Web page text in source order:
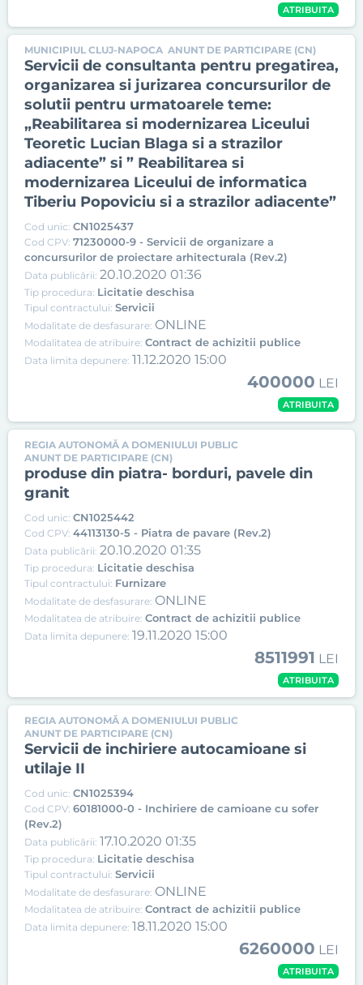
ATRIBUITA
MUNICIPIUL CLUJ-NAPOCA ANUNT DE PARTICIPARE (CN)
Servicii de consultanta pentru pregatirea,
organizarea si jurizarea concursurilor de
solutii pentru urmatoarele teme:
„Reabilitarea si modernizarea Liceului
Teoretic Lucian Blaga si a strazilor
adiacente” si ” Reabilitarea si
modernizarea Liceului de informatica
Tiberiu Popoviciu si a strazilor adiacente”
Cod unic: CN1025437
Cod CPV: 71230000-9 - Servicii de organizare a
concursurilor de proiectare arhitecturala (Rev.2)
Data publicării: 20.10.2020 01:36
Tip procedura: Licitatie deschisa
Tipul contractului: Servicii
Modalitate de desfasurare: ONLINE
Modalitatea de atribuire: Contract de achizitii publice
Data limita depunere: 11.12.2020 15:00
400000 LEI
ATRIBUITA
REGIA AUTONOMĂ A DOMENIULUI PUBLIC
ANUNT DE PARTICIPARE (CN)
produse din piatra- borduri, pavele din
granit
Cod unic: CN1025442
Cod CPV: 44113130-5 - Piatra de pavare (Rev.2)
Data publicării: 20.10.2020 01:35
Tip procedura: Licitatie deschisa
Tipul contractului: Furnizare
Modalitate de desfasurare: ONLINE
Modalitatea de atribuire: Contract de achizitii publice
Data limita depunere: 19.11.2020 15:00
8511991 LEI
ATRIBUITA
REGIA AUTONOMĂ A DOMENIULUI PUBLIC
ANUNT DE PARTICIPARE (CN)
Servicii de inchiriere autocamioane si
utilaje II
Cod unic: CN1025394
Cod CPV: 60181000-0 - Inchiriere de camioane cu sofer
(Rev.2)
Data publicării: 17.10.2020 01:35
Tip procedura: Licitatie deschisa
Tipul contractului: Servicii
Modalitate de desfasurare: ONLINE
Modalitatea de atribuire: Contract de achizitii publice
Data limita depunere: 18.11.2020 15:00
6260000 LEI
ATRIBUITA